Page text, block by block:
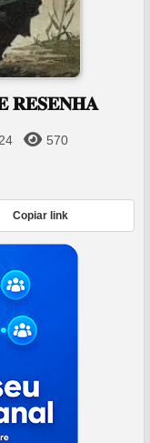
𝐑𝐄𝐒𝐄𝐍𝐇𝐀
570
Copiar link